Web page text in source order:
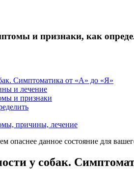
и признаки, как
Симптоматика от «А» до «Я»
и лечение
и признаки
причины, лечение
опаснее данное состояние для
у собак.